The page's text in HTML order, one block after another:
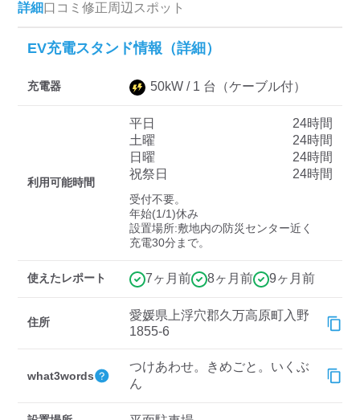
認証システム
三菱ディーラーを表示
日産ディーラーを表示
トヨタディーラーを表
すべて 中速-20kW-以上 急速-44kW-以上
車種
詳細口コミ 修正周辺スポット
EV充電スタンド情報（詳細）
充電器 50kW / 1 台 （ケーブル付）
利用可能時間
平日
24時間
土曜
24時間
日曜
24時間
祝祭日
24時間
受付不要。
年始(1/1)休み
設置場所:敷地内の防災センター近く
充電30分まで。
使えたレポート 7ヶ月前 8ヶ月前 9ヶ月前
住所
愛媛県上浮穴郡久万高原町入野
1855-6
what3words
つけあわせ。きめごと。いくぶ
ん